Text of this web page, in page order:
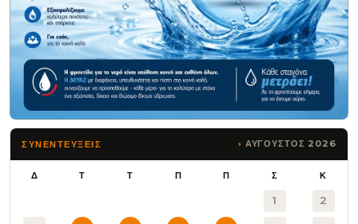
ΣΥΝΕΝΤΕΥΞΕΙΣ ΑΥΓΟΥΣΤΟΣ 2026
Δ Τ Τ Π Π Σ Κ
1 2